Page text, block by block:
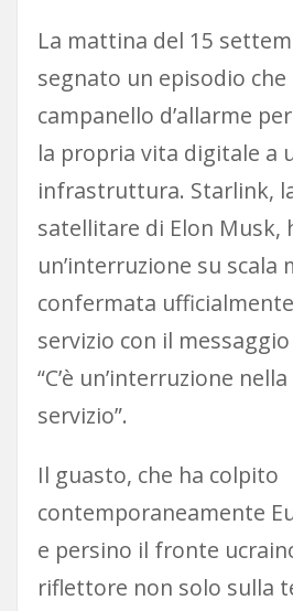
La mattina del 15
segnato un episodio
campanello d’allarme
la propria vita digitale a
infrastruttura. Starlink,
satellitare di Elon Musk,
un’interruzione su scala
confermata
servizio con il
“C’è un’interruzione
servizio”.
Il guasto, che ha colpito
contemporaneamente
e persino il fronte
riflettore non solo sulla